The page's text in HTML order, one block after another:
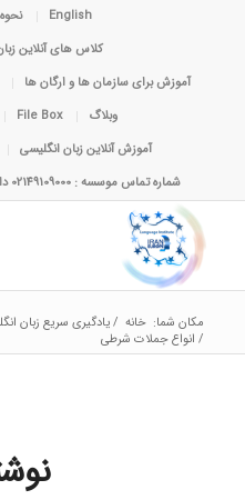
English
کلاس های آنلاین
آموزش برای سازمان ها و ارگان ها
وبلاگ
File Box
آموزش آنلاین زبان انگلیسی
شماره تماس موسسه : 02149109000 دانشجویان بین الملل : 5965-822-201 1+
مکان شما: خانه / یادگیری سریع زبان
/ انواع جملات شرطی